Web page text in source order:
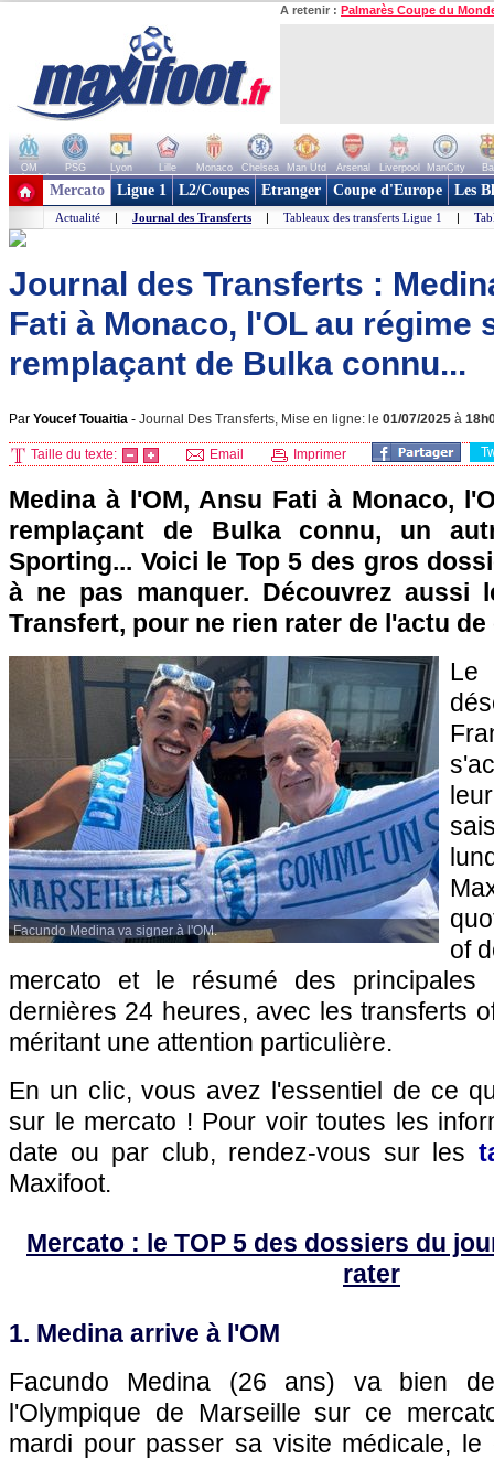
A retenir : Palmarès Coupe du
OM PSG Lyon Lille Monaco Chelsea Man Utd Arsenal Liverpool ManCity
+ de clubs
Mercato Ligue 1 L2/Coupes Etranger Coupe d'Europe Les
Actualité | Journal des Transferts | Tableaux des transferts Ligue 1 |
Journal des Transferts :
Fati à Monaco, l'OL au régime
remplaçant de Bulka connu...
Par Youcef Touaitia - Journal Des Transferts, Mise en ligne: le 01/07/2025 à
Taille du texte: Email Imprimer
Medina à l'OM, Ansu Fati à Monaco,
remplaçant de Bulka connu, un
Sporting... Voici le Top 5 des gros
à ne pas manquer. Découvrez aussi
Transfert, pour ne rien rater de l'actu de
Facundo Medina va signer à l'OM.
of
mercato et le résumé des principales
dernières 24 heures, avec les transferts
méritant une attention particulière.
En un clic, vous avez l'essentiel de ce
sur le mercato ! Pour voir toutes les
date ou par club, rendez-vous sur les
Maxifoot.
Mercato : le TOP 5 des dossiers du
rater
1. Medina arrive à l'OM
Facundo Medina (26 ans) va bien
l'Olympique de Marseille sur ce
mardi pour passer sa visite médicale, le